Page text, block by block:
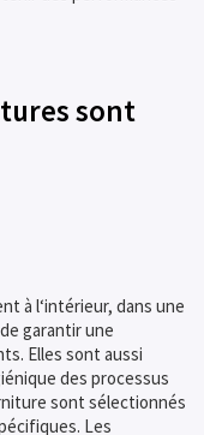
sont
à l‘intérieur, dans une
garantir une
Elles sont aussi
des processus
sont sélectionnés
Les